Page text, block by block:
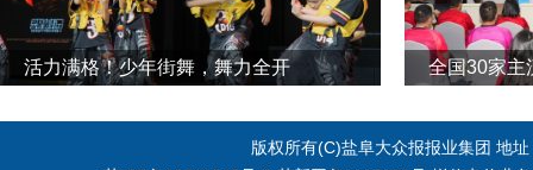
活力满格！少年街舞，舞力全开 全国30家主
版权所有(C)盐阜大众报报业集团 地